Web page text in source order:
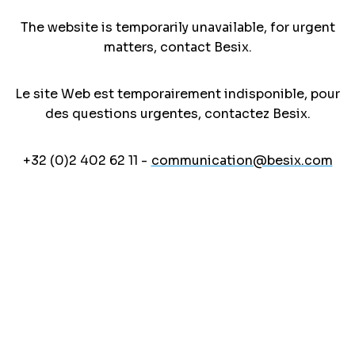
The website is temporarily unavailable, for urgent
matters, contact Besix.
Le site Web est temporairement indisponible, pour
des questions urgentes, contactez Besix.
+32 (0)2 402 62 11 - communication@besix.com